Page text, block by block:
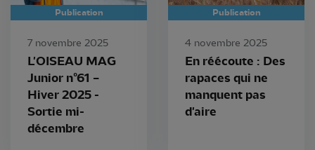
Publication
7 novembre 2025
L'OISEAU MAG
Junior n°61 –
Hiver 2025 -
Sortie mi-
décembre
Publication
4 novembre 2025
En réécoute : Des
rapaces qui ne
manquent pas
d'aire